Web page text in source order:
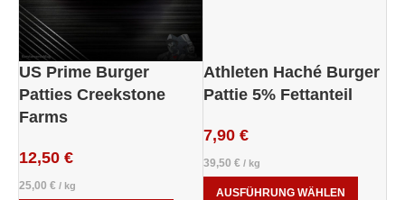
US Prime Burger
Patties Creekstone
Farms
12,50 €
25,00 € / kg
Athleten Haché Burger
Pattie 5% Fettanteil
7,90 €
39,50 € / kg
AUSFÜHRUNG WÄHLEN